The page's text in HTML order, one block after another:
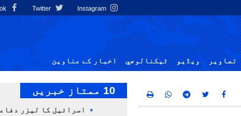
Instagram
تصاوير ویڈیو ٹيكنالوجي اخبار کے عناوین
10 ممتاز خبریں
اسرائیل کا لیزر